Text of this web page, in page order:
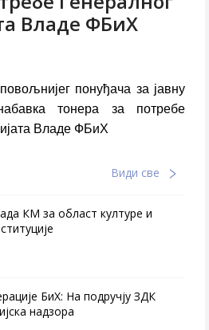
Владе ФБиХ
понуђача за јавну
тонера за потребе
Владе ФБиХ
Види све
КМ за област културе и
БиХ: На подручју ЗДК
надзора